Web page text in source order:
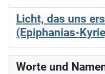
Licht, das uns
(Epiphanias-
Worte und